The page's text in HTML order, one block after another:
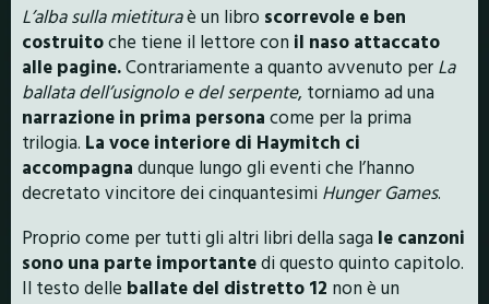
L’alba sulla mietituraè un libro scorrevole e ben
costruitoche tiene il lettore con il naso attaccato
alle pagine.Contrariamente a quanto avvenuto per La
ballata dell’usignolo e del serpente, torniamo ad una
narrazione in prima persona come per la prima
trilogia. La voce interiore di Haymitch ci
accompagna dunque lungo gli eventi che l’hanno
decretato vincitore dei cinquantesimi Hunger Games.
Proprio come per tutti gli altri libri della saga le canzoni
sono una parte importantedi questo quinto capitolo.
Il testo delle ballate del distretto 12 non è un